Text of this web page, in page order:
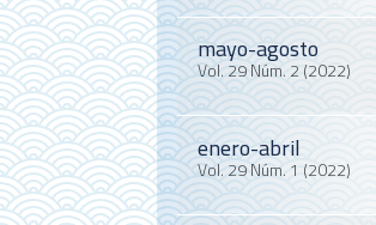
mayo-agosto
Vol. 29 Núm. 2 (2022)
enero-abril
Vol. 29 Núm. 1 (2022)